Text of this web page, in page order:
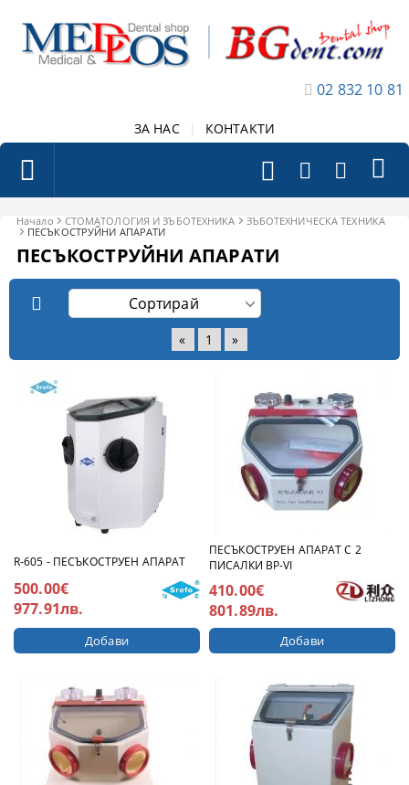
02 832 10 81
ЗА НАС КОНТАКТИ
Начало СТОМАТОЛОГИЯ И ЗЪБОТЕХНИКА
ЗЪБОТЕХНИЧЕСКА ТЕХНИКА
ПЕСЪКОСТРУЙНИ АПАРАТИ
ПЕСЪКОСТРУЙНИ АПАРАТИ
« 1 »
R-605 - ПЕСЪКОСТРУЕН АПАРАТ
500.00€
977.91лв.
ПЕСЪКОСТРУЕН АПАРАТ С 2
ПИСАЛКИ BP-VI
410.00€
801.89лв.